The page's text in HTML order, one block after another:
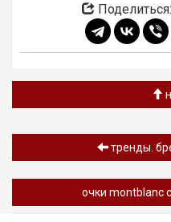
Поделиться:
тренды.
очки montblanc